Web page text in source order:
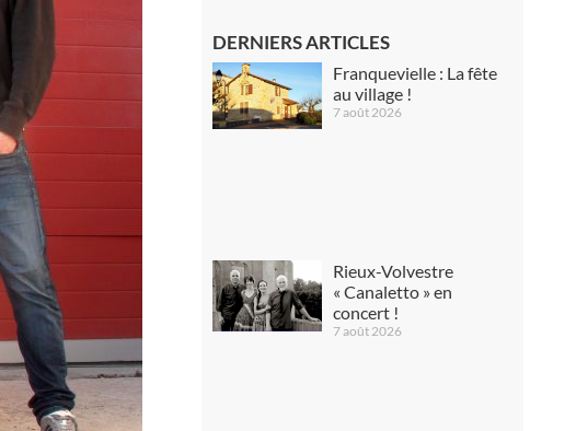
DERNIERS ARTICLES
Franquevielle : La fête
au village !
7 août 2026
Rieux-Volvestre
« Canaletto » en
concert !
7 août 2026